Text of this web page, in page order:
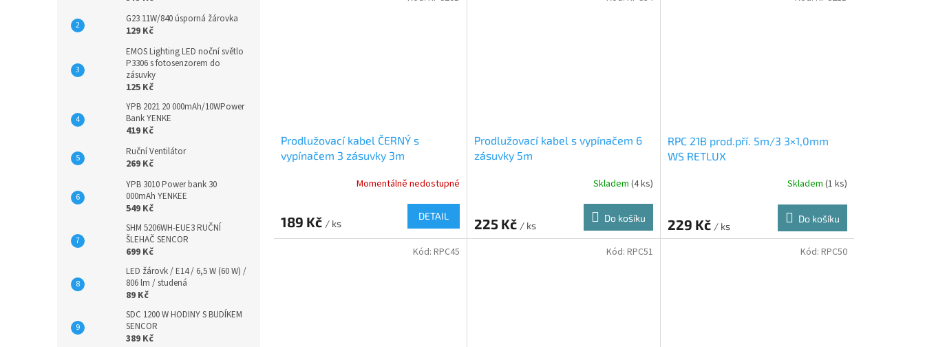
G23 11W/840 úsporná žárovka
129 Kč
EMOS Lighting LED noční světlo
P3306 s fotosenzorem do
zásuvky
125 Kč
YPB 2021 20 000mAh/10WPower
Bank YENKE
419 Kč
Ruční Ventilátor
269 Kč
YPB 3010 Power bank 30
000mAh YENKEE
549 Kč
SHM 5206WH-EUE3 RUČNÍ
ŠLEHAČ SENCOR
699 Kč
LED žárovk / E14 / 6,5 W (60 W) /
806 lm / studená
89 Kč
SDC 1200 W HODINY S BUDÍKEM
SENCOR
389 Kč
Prodlužovací kabel ČERNÝ s
vypínačem 3 zásuvky 3m
Momentálně nedostupné
189 Kč / ks
DETAIL
Prodlužovací kabel s vypínačem 6
zásuvky 5m
Skladem (4 ks)
225 Kč / ks
Do košíku
RPC 21B prod.pří. 5m/3 3×1,0mm
WS RETLUX
Skladem (1 ks)
229 Kč / ks
Do košíku
Kód: RPC45 Kód: RPC51 Kód: RPC50